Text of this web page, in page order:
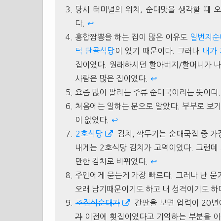
당시 터미널의 위치, 순대맛을 생각할 때
다. ↩
홍합짬뽕을 하는 집이 많은 이유도 일번지
덕 단골식당이 있기 때문이다. 그러나 내가
집이었다. 원래하시던 할아버지/할머니가
사람은 많은 집이었다. ↩
요즘 많이 팔리는 주류 순대국이라는 뜻이
처음에는 일하는 분으로 알았다. 부부로 보
이 없었다. ↩
2호식당
김치, 깍두기는 순대국집 중
내게는 2호식당 김치가 고역이었다. 그런
만한 김치로 바뀌었다. ↩
주인에게 묻는게 가장 빠르다. 그러나 난
오래 남기때문이기도 하고 내 성격이기도
조점식순대가
간판을 보면 업력이 20
가 이전에 횟집이었다고 기억하는 부분을